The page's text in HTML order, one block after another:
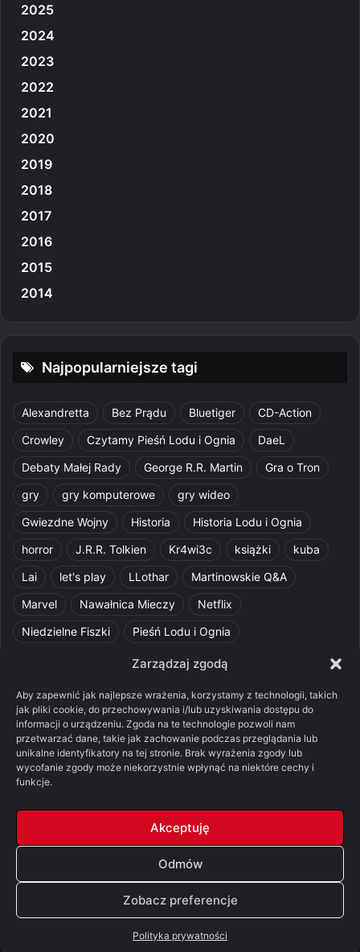
Zarządzaj zgodą
Aby zapewnić jak najlepsze wrażenia, korzystamy z technologii, takich
jak pliki cookie, do przechowywania i/lub uzyskiwania dostępu do
informacji o urządzeniu. Zgoda na te technologie pozwoli nam
przetwarzać dane, takie jak zachowanie podczas przeglądania lub
unikalne identyfikatory na tej stronie. Brak wyrażenia zgody lub
wycofanie zgody może niekorzystnie wpłynąć na niektóre cechy i
funkcje.
Akceptuję
Odmów
Zobacz preferencje
Polityka prywatności
2025
2024
2023
2022
2021
2020
2019
2018
2017
2016
2015
2014
Najpopularniejsze tagi
Alexandretta Bez Prądu Bluetiger
CD-Action
Crowley
Czytamy Pieśń Lodu i Ognia
DaeL
Debaty Małej Rady
George R.R. Martin
Gra o Tron
gry
gry komputerowe
gry wideo
Gwiezdne Wojny
Historia
Historia Lodu i Ognia
horror
J.R.R. Tolkien Kr4wi3c książki
kuba
Lai
let's play LLothar
Martinowskie Q&A
Marvel
Nawałnica Mieczy
Netflix
Niedzielne Fiszki
Pieśń Lodu i Ognia
Pquelim
Pytania do maesterów
recenzja książki
Ród Smoka Silmarillion
SithFrog
Starcie Królów
Star Wars
Szalone Teorie
Tolkienowskie Q&A
Voo
Wieści z Cytadeli
© Copyright 2026, All Rights Reserved | FSGK.PL
Facebook
X YouTubeDiscord